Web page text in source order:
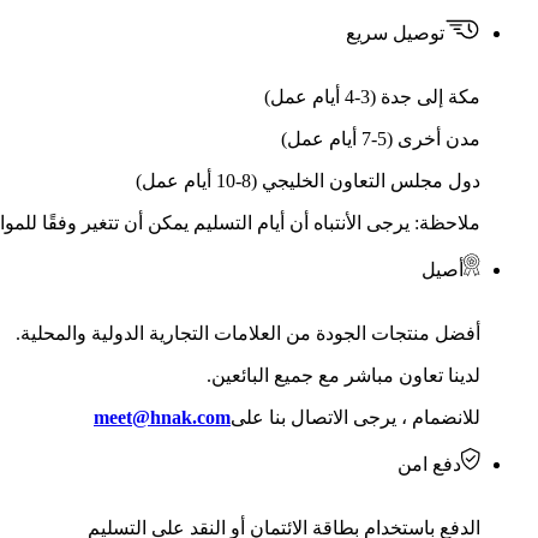
توصيل سريع
مكة إلى جدة (3-4 أيام عمل)
مدن أخرى (5-7 أيام عمل)
دول مجلس التعاون الخليجي (8-10 أيام عمل)
ملاحظة: يرجى الأنتباه أن أيام التسليم يمكن أن تتغير وفقًا
أصيل
أفضل منتجات الجودة من العلامات التجارية الدولية والمحلية.
لدينا تعاون مباشر مع جميع البائعين.
للانضمام ، يرجى الاتصال بنا علىmeet@hnak.com
دفع امن
الدفع باستخدام بطاقة الائتمان أو النقد على التسليم